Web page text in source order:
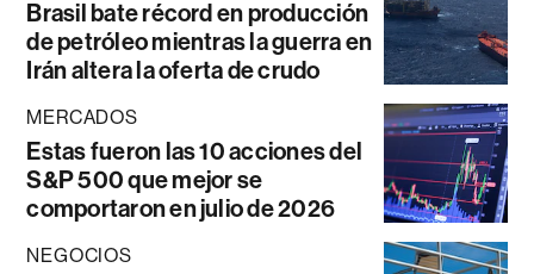
Brasil bate récord en producción
de petróleo mientras la guerra en
Irán altera la oferta de crudo
MERCADOS
Estas fueron las 10 acciones del
S&P 500 que mejor se
comportaron en julio de 2026
NEGOCIOS